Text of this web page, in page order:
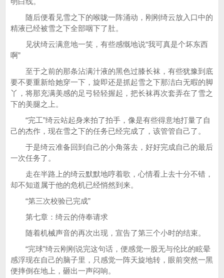
随后便看见雪之下的喉咙一阵涌动，刚刚绮云放入口中的
精液已经被雪之下全部咽下了肚。
见状绮云满意地一笑，有些感慨地说“我可真是个坏东西
啊”
至于之前的那条沾满汁液的黑色过膝长袜，有些犹豫到底
要不要重新给她穿一下，旋即还是抓起雪之下那洁白无暇的脚
丫，将那充满美感的足弓轻轻握起，把长袜再次套弄在了雪之
下的美腿之上。
“完工”绮云站起身来拍了拍手，像是有些得意地打量了自
己的杰作，现在雪之下的任务已经完成了，该管管自己了。
于是绮云准备回到自己的小角落去，好好完成自己的最后
一次任务了。
走在半路上的绮云默默地哼着歌，心情看上去十分不错，
却不知道属于他的危机已经悄然到来。
“第三次校验已完成”
第七章：绮云的侍奉请求
随着机械声音的再次出现，宣告了第三个小时的结束。
“完球”绮云刚刚说完这句话，便感觉一股无与伦比的眩晕
感浮现在自己的脑子里，只感觉一阵天旋地转，眼前突然一黑
便摔倒在地上，砸出一声闷响。